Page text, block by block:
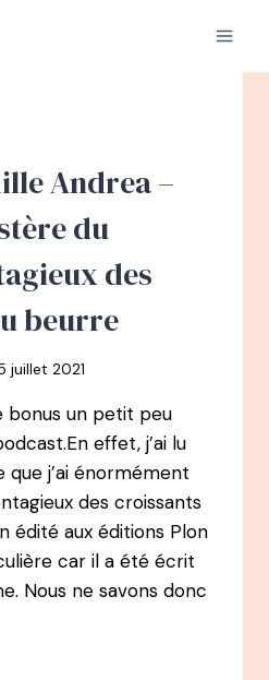
Andrea –
du
des
beurre
juillet 2021
bonus un petit peu
effet, j’ai lu
j’ai énormément
des croissants
édité aux éditions Plon
car il a été écrit
Nous ne savons donc